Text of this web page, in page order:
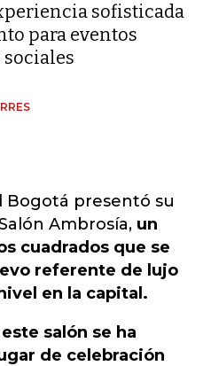
sofisticada
para eventos
Bogotá presentó su
Ambrosía, un
cuadrados que se
referente de lujo
en la capital.
este salón se ha
de celebración